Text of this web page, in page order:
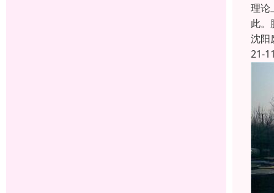
理论
此。
沈阳
21-